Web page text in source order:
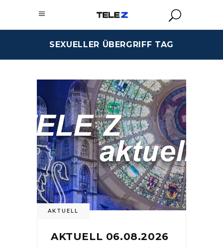
SEXUELLER ÜBERGRIFF TAG
AKTUELL
AKTUELL 06.08.2026